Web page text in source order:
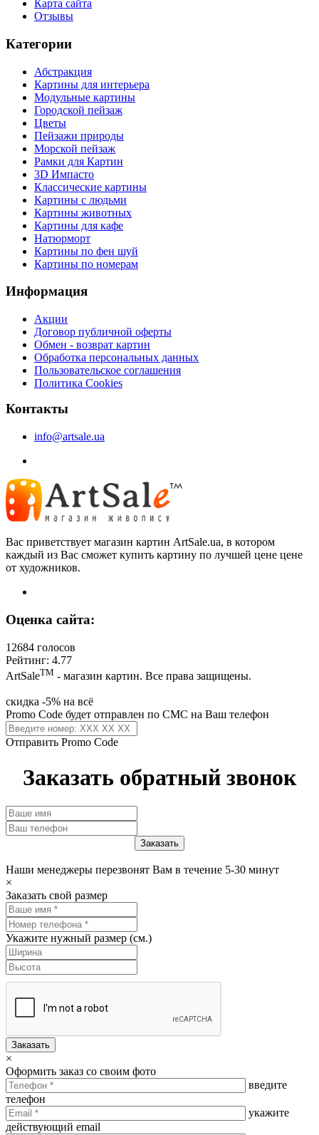
Карта сайта
Отзывы
Категории
Абстракция
Картины для интерьера
Модульные картины
Городской пейзаж
Цветы
Пейзажи природы
Морской пейзаж
Рамки для Картин
3D Импасто
Классические картины
Картины с людьми
Картины животных
Картины для кафе
Натюрморт
Картины по фен шуй
Картины по номерам
Информация
Акции
Договор публичной оферты
Обмен - возврат картин
Обработка персональных данных
Пользовательское соглашения
Политика Cookies
Контакты
info@artsale.ua
Вас приветствует магазин картин ArtSale.ua, в котором
каждый из Вас сможет купить картину по лучшей цене цене
от художников.
Оценка сайта:
12684 голосов
Рейтинг: 4.77
ArtSaleТМ - магазин картин. Все права защищены.
скидка -5% на всё
Promo Code будет отправлен по СМС на Ваш телефон
Отправить Promo Code
Заказать обратный звонок
Наши менеджеры перезвонят Вам в течение 5-30 минут
×
Заказать свой размер
Укажите нужный размер (см.)
Заказать
×
Оформить заказ со своим фото
введите
телефон
укажите
действующий email